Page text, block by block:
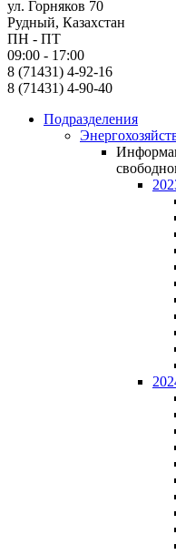
ул. Горняков 70
Рудный, Казахстан
ПН - ПТ
09:00 - 17:00
8 (71431) 4-92-16
8 (71431) 4-90-40
Подразделения